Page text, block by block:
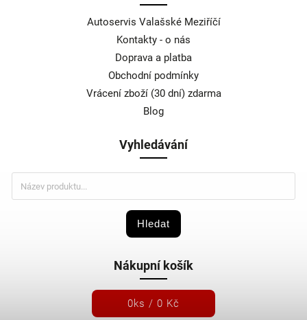
Autoservis Valašské Meziříčí
Kontakty - o nás
Doprava a platba
Obchodní podmínky
Vrácení zboží (30 dní) zdarma
Blog
Vyhledávání
Hledat
Nákupní košík
0ks / 0 Kč